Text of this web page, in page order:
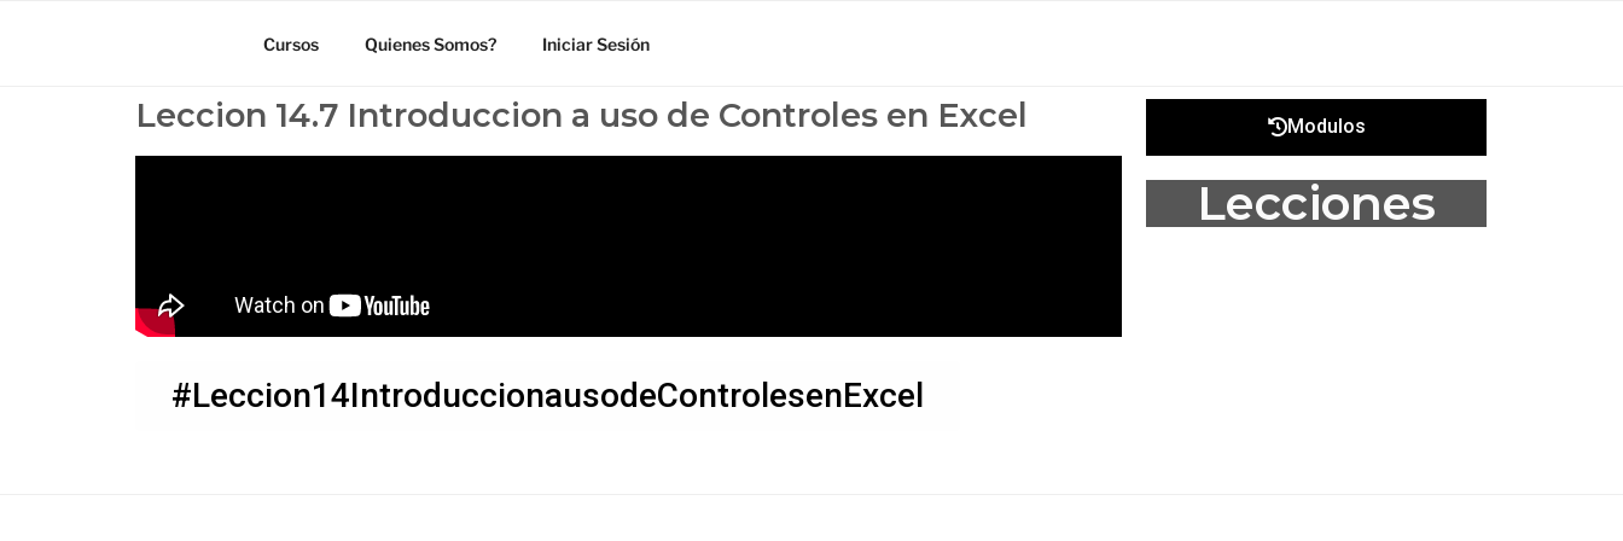
Cursos Quienes Somos? Iniciar Sesión
Leccion 14.7 Introduccion a uso de Controles en Excel
#Leccion14IntroduccionausodeControlesenExcel
Modulos
Lecciones